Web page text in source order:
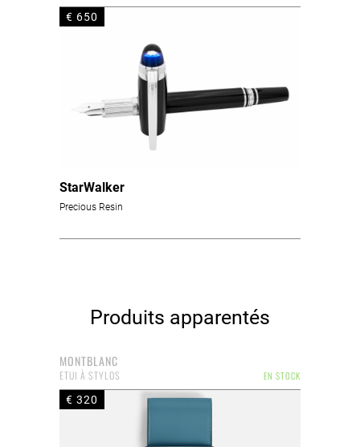
€ 650
StarWalker
Precious Resin
Produits apparentés
MONTBLANC
EN STOCK
ETUI À STYLOS
€ 320